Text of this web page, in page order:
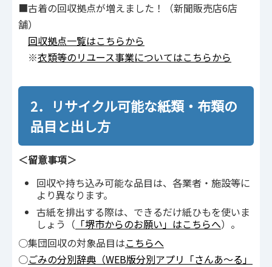
■古着の回収拠点が増えました！（新聞販売店6店
舗）
回収拠点一覧はこちらから
※衣類等のリユース事業についてはこちらから
2．リサイクル可能な紙類・布類の
品目と出し方
＜留意事項＞
回収や持ち込み可能な品目は、各業者・施設等に
より異なります。
古紙を排出する際は、できるだけ紙ひもを使いま
しょう（ 「堺市からのお願い」はこちらへ）。
○集団回収の対象品目はこちらへ
○ごみの分別辞典（WEB版分別アプリ「さんあ～る」